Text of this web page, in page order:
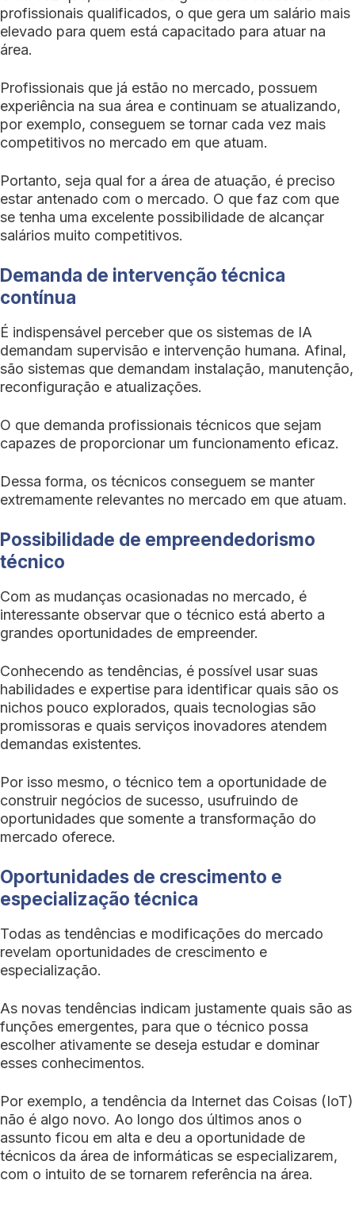
profissionais qualificados, o que gera um salário mais
elevado para quem está capacitado para atuar na
área.
Profissionais que já estão no mercado, possuem
experiência na sua área e continuam se atualizando,
por exemplo, conseguem se tornar cada vez mais
competitivos no mercado em que atuam.
Portanto, seja qual for a área de atuação, é preciso
estar antenado com o mercado. O que faz com que
se tenha uma excelente possibilidade de alcançar
salários muito competitivos.
Demanda de intervenção técnica
contínua
É indispensável perceber que os sistemas de IA
demandam supervisão e intervenção humana. Afinal,
são sistemas que demandam instalação, manutenção,
reconfiguração e atualizações.
O que demanda profissionais técnicos que sejam
capazes de proporcionar um funcionamento eficaz.
Dessa forma, os técnicos conseguem se manter
extremamente relevantes no mercado em que atuam.
Possibilidade de empreendedorismo
técnico
Com as mudanças ocasionadas no mercado, é
interessante observar que o técnico está aberto a
grandes oportunidades de empreender.
Conhecendo as tendências, é possível usar suas
habilidades e expertise para identificar quais são os
nichos pouco explorados, quais tecnologias são
promissoras e quais serviços inovadores atendem
demandas existentes.
Por isso mesmo, o técnico tem a oportunidade de
construir negócios de sucesso, usufruindo de
oportunidades que somente a transformação do
mercado oferece.
Oportunidades de crescimento e
especialização técnica
Todas as tendências e modificações do mercado
revelam oportunidades de crescimento e
especialização.
As novas tendências indicam justamente quais são as
funções emergentes, para que o técnico possa
escolher ativamente se deseja estudar e dominar
esses conhecimentos.
Por exemplo, a tendência da Internet das Coisas (IoT)
não é algo novo. Ao longo dos últimos anos o
assunto ficou em alta e deu a oportunidade de
técnicos da área de informáticas se especializarem,
com o intuito de se tornarem referência na área.